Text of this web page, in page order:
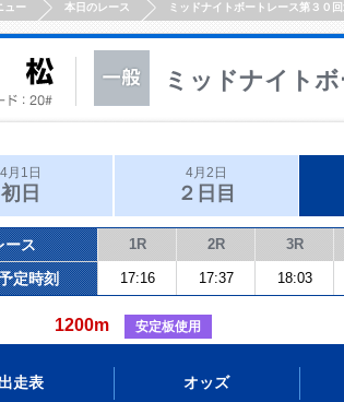
ュー 本日のレース ミッドナイトボートレース第３０
ミッドナイト
4月1日
初日
4月2日
２日目
ース 1R 2R 3R
定時刻 17:16 17:37 18:03
選 1200m 安定板使用
出走表 オッズ